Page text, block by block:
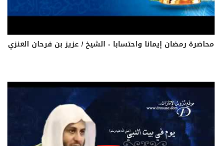
محاضرة رمضان إيمانا واحتسابا - الشيخ / عزيز بن فرحان العنزي